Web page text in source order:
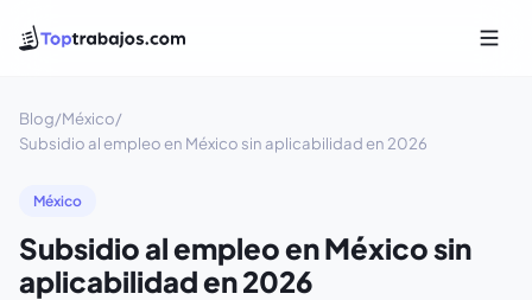
Blog/México/
Subsidio al empleo en México sin aplicabilidad en 2026
México
Subsidio al empleo en México sin
aplicabilidad en 2026